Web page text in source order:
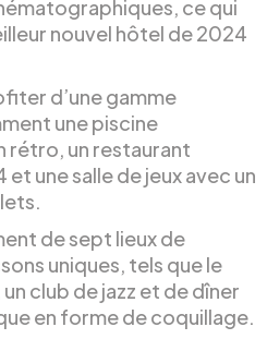
ce qui
nouvel hôtel de 2024
d’une gamme
une piscine
rétro, un restaurant
une salle de jeux avec un
de sept lieux de
uniques, tels que le
un club de jazz et de dîner
en forme de coquillage.